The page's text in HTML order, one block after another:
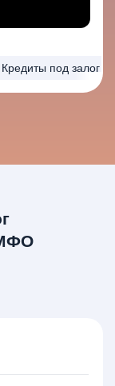
Кредиты под залог